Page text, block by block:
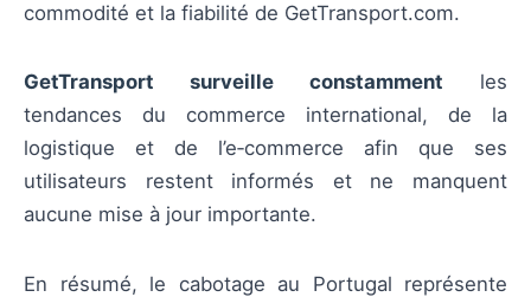
commodité et la fiabilité de GetTransport.com.
GetTransport surveille constamment les
tendances du commerce international, de la
logistique et de l’e‑commerce afin que ses
utilisateurs restent informés et ne manquent
aucune mise à jour importante.
En résumé, le cabotage au Portugal représente